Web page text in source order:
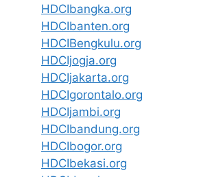
HDCIbangka.org
HDCIbanten.org
HDCIBengkulu.org
HDCIjogja.org
HDCIjakarta.org
HDCIgorontalo.org
HDCIjambi.org
HDCIbandung.org
HDCIbogor.org
HDCIbekasi.org